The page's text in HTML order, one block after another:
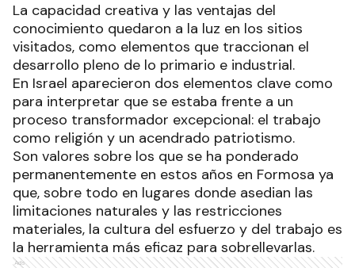
La capacidad creativa y las ventajas del
conocimiento quedaron a la luz en los sitios
visitados, como elementos que traccionan el
desarrollo pleno de lo primario e industrial.
En Israel aparecieron dos elementos clave como
para interpretar que se estaba frente a un
proceso transformador excepcional: el trabajo
como religión y un acendrado patriotismo.
Son valores sobre los que se ha ponderado
permanentemente en estos años en Formosa ya
que, sobre todo en lugares donde asedian las
limitaciones naturales y las restricciones
materiales, la cultura del esfuerzo y del trabajo es
la herramienta más eficaz para sobrellevarlas.
Ads